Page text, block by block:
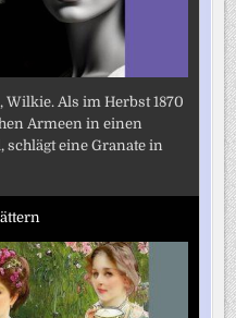
Als im Herbst 1870
Armeen in einen
eine Granate in